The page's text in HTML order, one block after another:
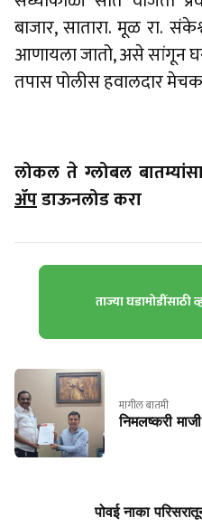
बाजार, सातारा. मूळ रा.
आणायला जातो, असे सांगून
तपास पोलीस हवालदार
लोकल ते ग्लोबल
ॲपडाऊनलोड करा
ताज्या
मागील बातमी
निमलष्करी
पोवई नाका